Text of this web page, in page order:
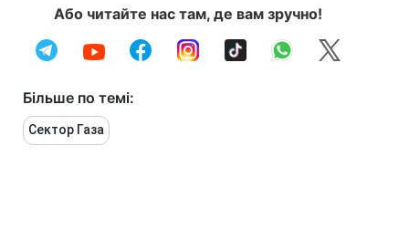
Або читайте нас там, де вам зручно!
Більше по темі:
Сектор Газа